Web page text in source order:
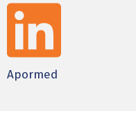
Apormed